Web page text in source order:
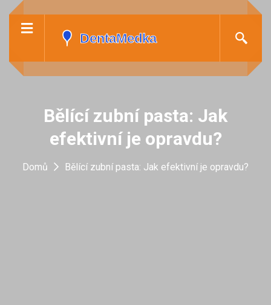
Bělící zubní pasta: Jak
efektivní je opravdu?
Domů Bělící zubní pasta: Jak efektivní je opravdu?